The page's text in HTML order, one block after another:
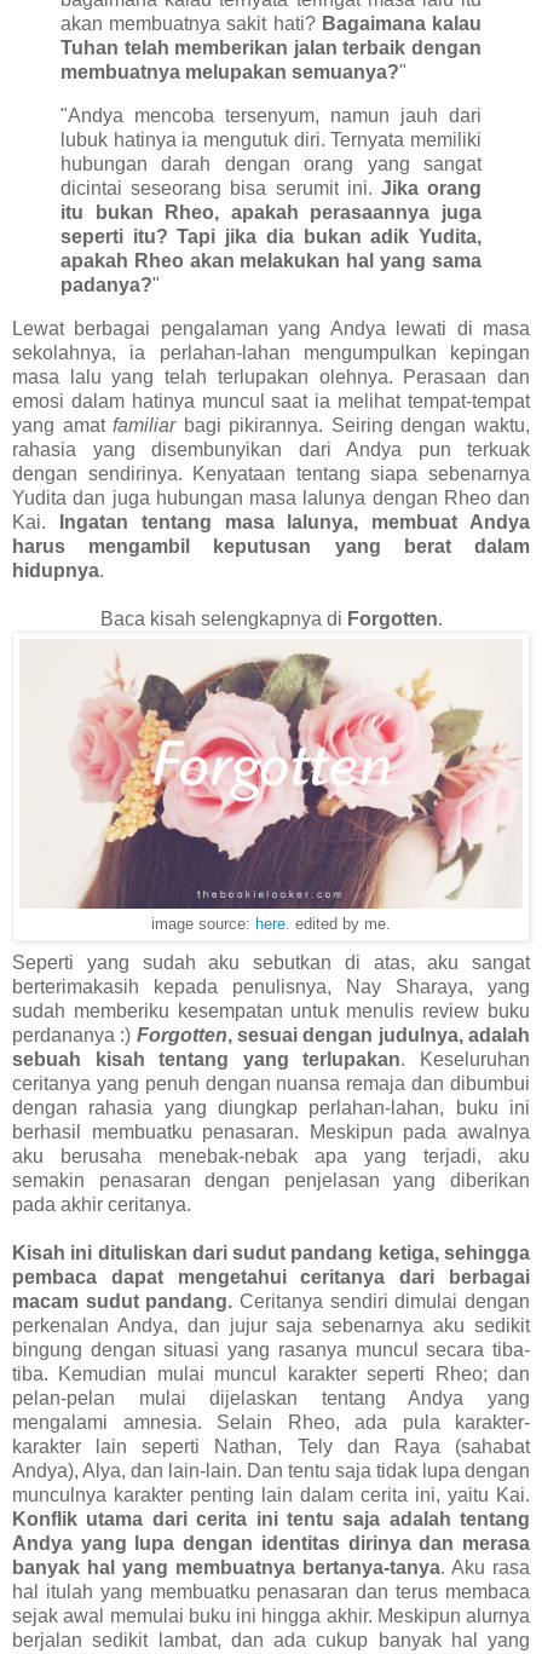
akan membuatnya sakit hati? Bagaimana kalau
Tuhan telah memberikan jalan terbaik dengan
membuatnya melupakan semuanya?"
"Andya mencoba tersenyum, namun jauh dari
lubuk hatinya ia mengutuk diri. Ternyata memiliki
hubungan darah dengan orang yang sangat
dicintai seseorang bisa serumit ini. Jika orang
itu bukan Rheo, apakah perasaannya juga
seperti itu? Tapi jika dia bukan adik Yudita,
apakah Rheo akan melakukan hal yang sama
padanya?"
Lewat berbagai pengalaman yang Andya lewati di masa
sekolahnya, ia perlahan-lahan mengumpulkan kepingan
masa lalu yang telah terlupakan olehnya. Perasaan dan
emosi dalam hatinya muncul saat ia melihat tempat-tempat
yang amatfamiliar bagi pikirannya. Seiring dengan waktu,
rahasia yang disembunyikan dari Andya pun terkuak
dengan sendirinya. Kenyataan tentang siapa sebenarnya
Yudita dan juga hubungan masa lalunya dengan Rheo dan
Kai.
Ingatan tentang masa lalunya, membuat Andya
harus mengambil keputusan yang berat dalam
hidupnya.
Baca kisah selengkapnya di Forgotten.
image source: here . edited by me.
Seperti yang sudah aku sebutkan di atas, aku sangat
berterimakasih kepada penulisnya, Nay Sharaya, yang
sudah memberiku kesempatan untuk menulis review buku
perdananya :) Forgotten, sesuai dengan judulnya, adalah
sebuah kisah tentang yang terlupakan. Keseluruhan
ceritanya yang penuh dengan nuansa remaja dan dibumbui
dengan rahasia yang diungkap perlahan-lahan, buku ini
berhasil membuatku penasaran. Meskipun pada awalnya
aku berusaha menebak-nebak apa yang terjadi, aku
semakin penasaran dengan penjelasan yang diberikan
pada akhir ceritanya.
Kisah ini dituliskan dari sudut pandang ketiga, sehingga
pembaca dapat mengetahui ceritanya dari berbagai
macam sudut pandang. Ceritanya sendiri dimulai dengan
perkenalan Andya, dan jujur saja sebenarnya aku sedikit
bingung dengan situasi yang rasanya muncul secara tiba-
tiba. Kemudian mulai muncul karakter seperti Rheo; dan
pelan-pelan mulai dijelaskan tentang Andya yang
mengalami amnesia. Selain Rheo, ada pula karakter-
karakter lain seperti Nathan, Tely dan Raya (sahabat
Andya), Alya, dan lain-lain. Dan tentu saja tidak lupa dengan
munculnya karakter penting lain dalam cerita ini, yaitu Kai.
Konflik utama dari cerita ini tentu saja adalah tentang
Andya yang lupa dengan identitas dirinya dan merasa
banyak hal yang membuatnya bertanya-tanya. Aku rasa
hal itulah yang membuatku penasaran dan terus membaca
sejak awal memulai buku ini hingga akhir. Meskipun alurnya
berjalan sedikit lambat, dan ada cukup banyak hal yang